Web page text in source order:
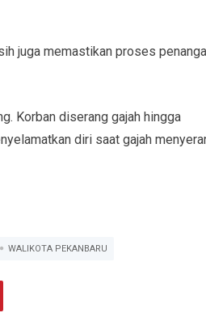
juga memastikan proses
Korban diserang gajah hingga
diri saat gajah
WALIKOTA PEKANBARU